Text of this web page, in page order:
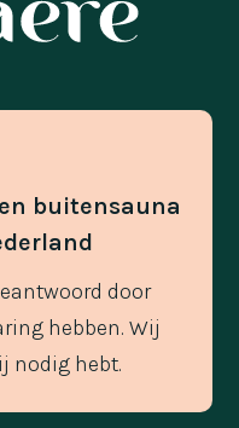
buitensauna
door
hebben. Wij
nodig hebt.